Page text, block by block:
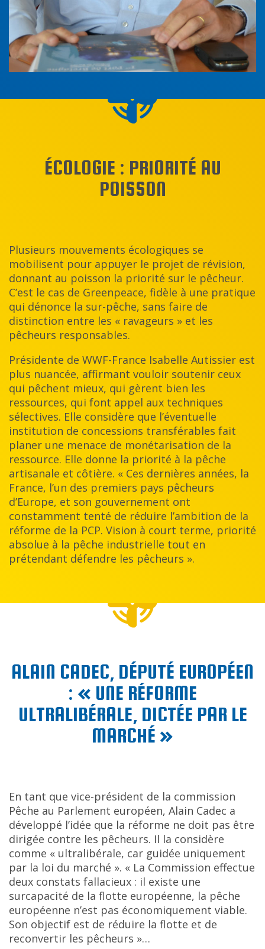
ÉCOLOGIE : PRIORITÉ AU
POISSON
Plusieurs mouvements écologiques se
mobilisent pour appuyer le projet de révision,
donnant au poisson la priorité sur le pêcheur.
C’est le cas de Greenpeace, fidèle à une pratique
qui dénonce la sur-pêche, sans faire de
distinction entre les « ravageurs » et les
pêcheurs responsables.
Présidente de WWF-France Isabelle Autissier est
plus nuancée, affirmant vouloir soutenir ceux
qui pêchent mieux, qui gèrent bien les
ressources, qui font appel aux techniques
sélectives. Elle considère que l’éventuelle
institution de concessions transférables fait
planer une menace de monétarisation de la
ressource. Elle donne la priorité à la pêche
artisanale et côtière. « Ces dernières années, la
France, l’un des premiers pays pêcheurs
d’Europe, et son gouvernement ont
constamment tenté de réduire l’ambition de la
réforme de la PCP. Vision à court terme, priorité
absolue à la pêche industrielle tout en
prétendant défendre les pêcheurs ».
ALAIN CADEC, DÉPUTÉ EUROPÉEN
: « UNE RÉFORME
ULTRALIBÉRALE, DICTÉE PAR LE
MARCHÉ »
En tant que vice-président de la commission
Pêche au Parlement européen, Alain Cadec a
développé l’idée que la réforme ne doit pas être
dirigée contre les pêcheurs. Il la considère
comme « ultralibérale, car guidée uniquement
par la loi du marché ». « La Commission effectue
deux constats fallacieux : il existe une
surcapacité de la flotte européenne, la pêche
européenne n’est pas économiquement viable.
Son objectif est de réduire la flotte et de
reconvertir les pêcheurs »…